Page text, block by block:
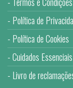
Política de
Política de Cookies
Cuidados
Livro de